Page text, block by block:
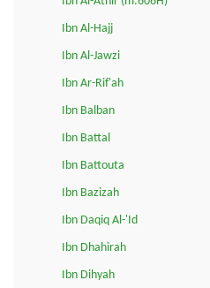
Ibn Al-Hajj
Ibn Al-Jawzi
Ibn Ar-Rif'ah
Ibn Balban
Ibn Battal
Ibn Battouta
Ibn Bazizah
Ibn Daqiq Al-'Id
Ibn Dhahirah
Ibn Dihyah